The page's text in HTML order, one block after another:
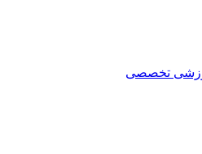
تخصصی